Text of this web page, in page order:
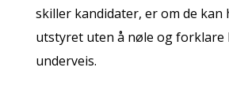
skiller kandidater, er om de kan
utstyret uten å nøle og forklare
underveis.